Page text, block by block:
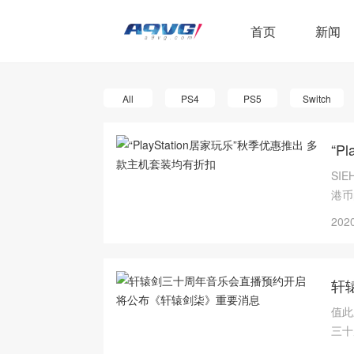
首页 新闻
All PS4 PS5 Switch
港
轩
值
三